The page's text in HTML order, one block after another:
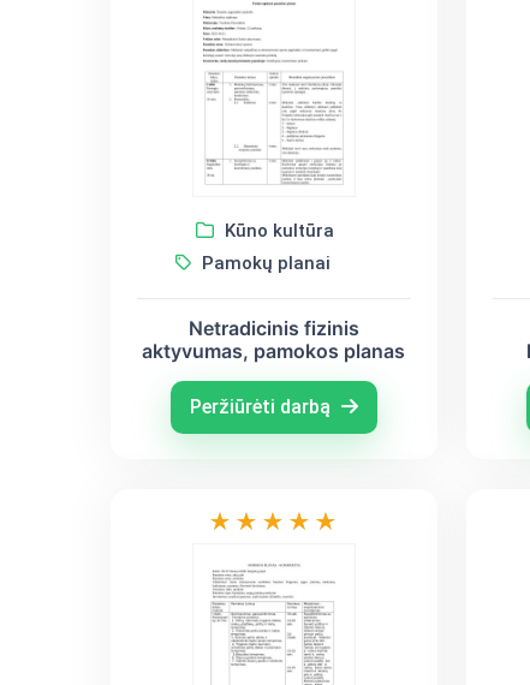
Kūno kultūra
Pamokų planai
Netradicinis fizinis
aktyvumas, pamokos planas
Peržiūrėti darbą